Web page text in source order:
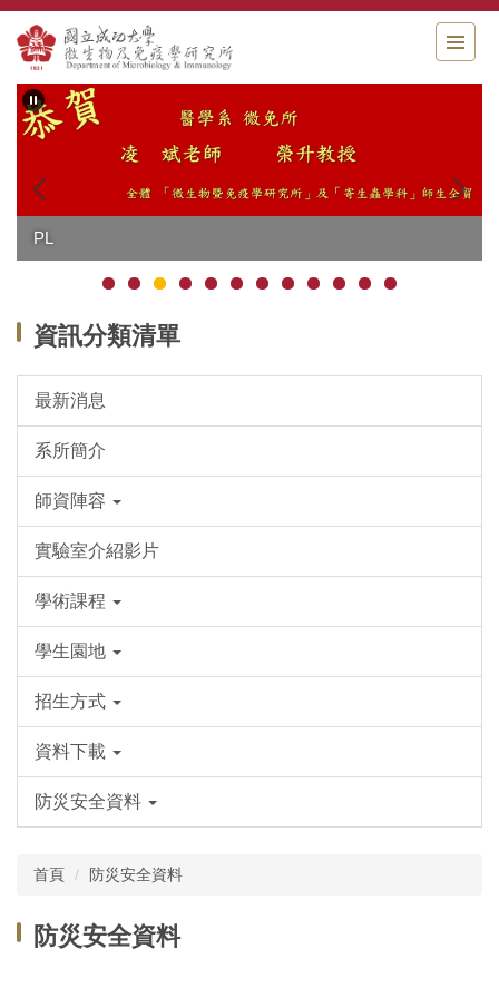
跳
到
主
要
內
容
PL
資訊分類清單
最新消息
系所簡介
師資陣容
實驗室介紹影片
學術課程
學生園地
招生方式
資料下載
防災安全資料
首頁 防災安全資料
防災安全資料